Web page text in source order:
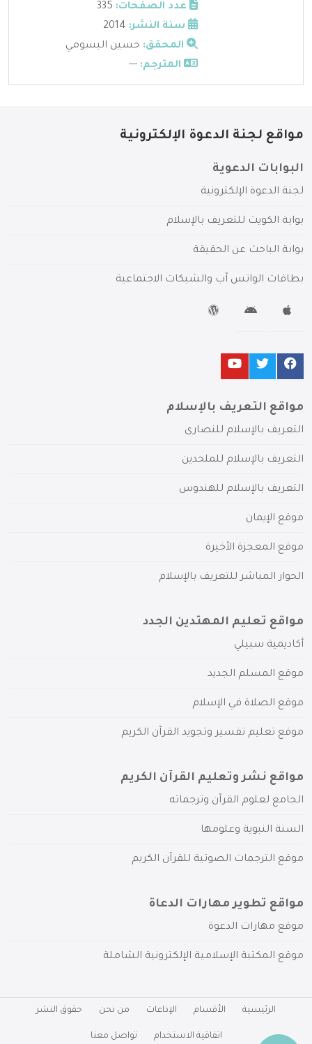
عدد الصفحات:
سنة النشر:
المحقق: حسين البسومي
المترجم: ---
مواقع لجنة الدعوة الإلكترونية
البوابات الدعوية
لجنة الدعوة الإلكترونية
بوابة الكويت للتعريف بالإسلام
بوابة الباحث عن الحقيقة
بطاقات الواتس آب والشبكات الاجتماعية
مواقع التعريف بالإسلام
التعريف بالإسلام للنصارى
التعريف بالإسلام للملحدين
التعريف بالإسلام للهندوس
موقع الإيمان
موقع المعجزة الأخيرة
الحوار المباشر للتعريف بالإسلام
مواقع تعليم المهتدين الجدد
أكاديمية سبيلي
موقع المسلم الجديد
موقع الصلاة في الإسلام
موقع تعليم تفسير وتجويد القرآن الكريم
مواقع نشر وتعليم القرآن الكريم
الجامع لعلوم القرآن وترجماته
السنة النبوية وعلومها
موقع الترجمات الصوتية للقرآن الكريم
مواقع تطوير مهارات الدعاة
موقع مهارات الدعوة
موقع المكتبة الإسلامية الإلكترونية الشاملة
الرئيسية الأقسام الإذاعات من نحن حقوق النشر
اتفاقية الاستخدام تواصل معنا